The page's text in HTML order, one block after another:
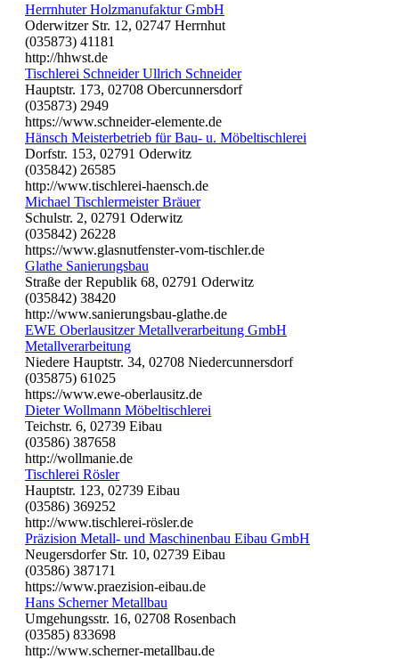
Herrnhuter Holzmanufaktur GmbH
Oderwitzer Str. 12, 02747 Herrnhut
(035873) 41181
http://hhwst.de
Tischlerei Schneider Ullrich Schneider
Hauptstr. 173, 02708 Obercunnersdorf
(035873) 2949
https://www.schneider-elemente.de
Hänsch Meisterbetrieb für Bau- u. Möbeltischlerei
Dorfstr. 153, 02791 Oderwitz
(035842) 26585
http://www.tischlerei-haensch.de
Michael Tischlermeister Bräuer
Schulstr. 2, 02791 Oderwitz
(035842) 26228
https://www.glasnutfenster-vom-tischler.de
Glathe Sanierungsbau
Straße der Republik 68, 02791 Oderwitz
(035842) 38420
http://www.sanierungsbau-glathe.de
EWE Oberlausitzer Metallverarbeitung GmbH
Metallverarbeitung
Niedere Hauptstr. 34, 02708 Niedercunnersdorf
(035875) 61025
https://www.ewe-oberlausitz.de
Dieter Wollmann Möbeltischlerei
Teichstr. 6, 02739 Eibau
(03586) 387658
http://wollmanie.de
Tischlerei Rösler
Hauptstr. 123, 02739 Eibau
(03586) 369252
http://www.tischlerei-rösler.de
Präzision Metall- und Maschinenbau Eibau GmbH
Neugersdorfer Str. 10, 02739 Eibau
(03586) 387171
https://www.praezision-eibau.de
Hans Scherner Metallbau
Umgehungsstr. 16, 02708 Rosenbach
(03585) 833698
http://www.scherner-metallbau.de